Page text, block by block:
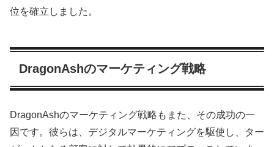
位を確立しました。
DragonAshのマーケティング戦略
DragonAshのマーケティング戦略もまた、その成功の一
因です。彼らは、デジタルマーケティングを駆使し、ター